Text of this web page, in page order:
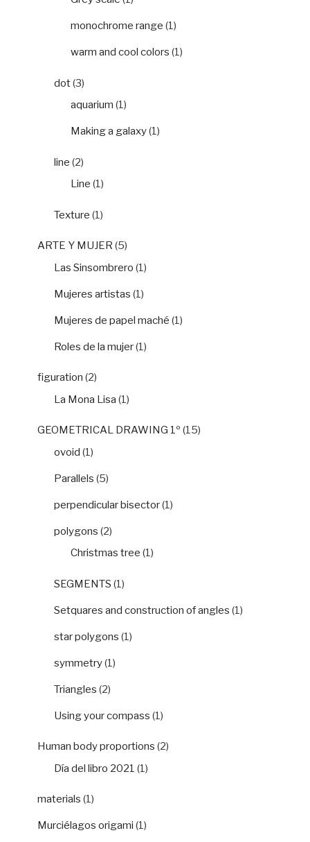
monochrome range (1)
warm and cool colors (1)
dot(3)
aquarium (1)
Making a galaxy(1)
line (2)
Line (1)
Texture (1)
ARTE Y MUJER (5)
Las Sinsombrero (1)
Mujeres artistas (1)
Mujeres de papel maché (1)
Roles de la mujer(1)
figuration (2)
La Mona Lisa (1)
GEOMETRICAL DRAWING 1º (15)
ovoid (1)
Parallels (5)
perpendicular bisector(1)
polygons (2)
Christmas tree (1)
SEGMENTS (1)
Setquares and construction of angles (1)
star polygons (1)
symmetry(1)
Triangles (2)
Using your compass (1)
Human body proportions (2)
Día del libro 2021 (1)
materials (1)
Murciélagos origami (1)